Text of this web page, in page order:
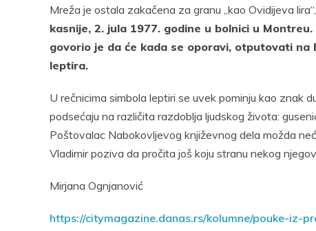
Mreža je ostala zakačena za granu „kao Ovidijeva
kasnije, 2. jula 1977. godine u bolnici u
govorio je da će kada se oporavi, otputovati
leptira.
U rečnicima simbola leptiri se uvek pominju kao znak
podsećaju na različita razdoblja ljudskog života:
Poštovalac Nabokovljevog književnog dela možda
Vladimir poziva da pročita još koju stranu nekog
Mirjana Ognjanović
https://citymagazine.danas.rs/kolumne/pouke-iz-